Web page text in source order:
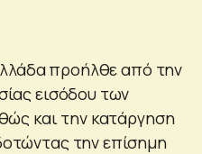
προήλθε από την
εισόδου των
και την κατάργηση
την επίσημη